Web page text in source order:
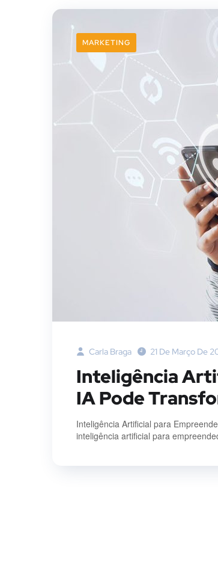
MARKETING
Carla Braga 21 De Março De
Inteligência
IA Pode
Inteligência Artificial para
inteligência artificial para